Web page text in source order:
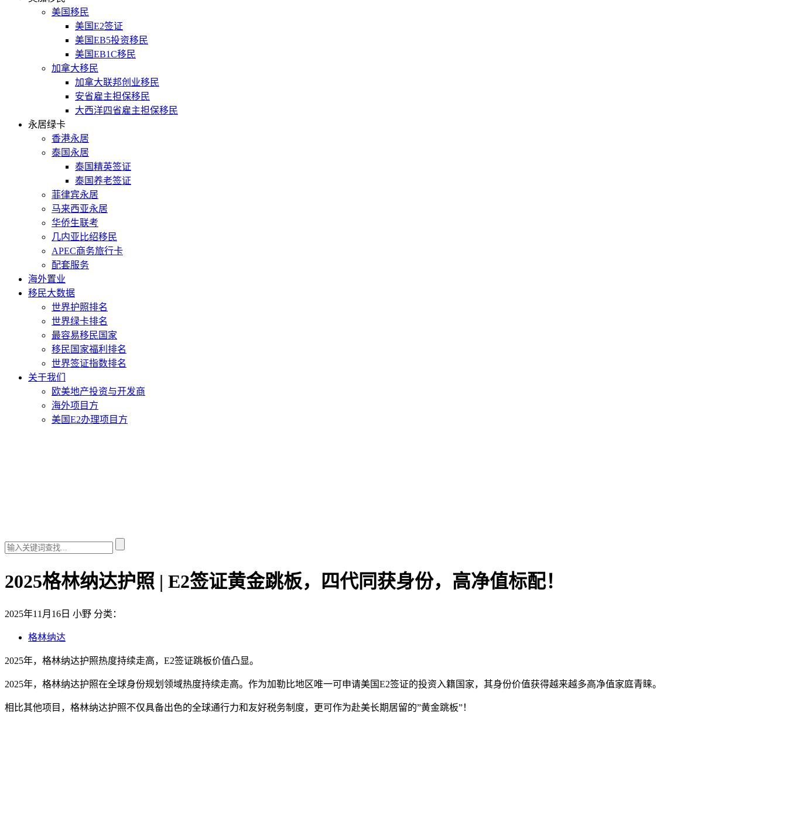
美国移民
美国E2签证
美国EB5投资移民
美国EB1C移民
加拿大移民
加拿大联邦创业移民
安省雇主担保移民
大西洋四省雇主担保移民
永居绿卡
香港永居
泰国永居
泰国精英签证
泰国养老签证
菲律宾永居
马来西亚永居
华侨生联考
几内亚比绍移民
APEC商务旅行卡
配套服务
海外置业
移民大数据
世界护照排名
世界绿卡排名
最容易移民国家
移民国家福利排名
世界签证指数排名
关于我们
欧美地产投资与开发商
海外项目方
美国E2办理项目方
2025格林纳达护照 | E2签证黄金跳板，四代同获身份，高净值标配！
2025年11月16日 小野 分类：
格林纳达
2025年，格林纳达护照热度持续走高，E2签证跳板价值凸显。
2025年，格林纳达护照在全球身份规划领域热度持续走高。作为加勒比地区唯一可申请美国E2签证的投资入籍国家，其身份价值获得越来越多高净值家庭青睐。
相比其他项目，格林纳达护照不仅具备出色的全球通行力和友好税务制度，更可作为赴美长期居留的”黄金跳板”！